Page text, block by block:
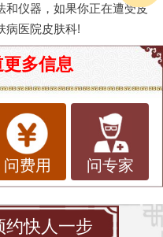
和仪器，如果你正在遭受皮
病医院皮肤科!
多信息
问费用 问专家
约快人一步